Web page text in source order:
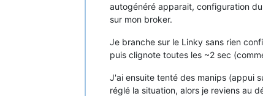
autogénéré apparait, configuration
sur mon broker.
Je branche sur le Linky sans rien
puis clignote toutes les ~2 sec
J'ai ensuite tenté des manips (appui
réglé la situation, alors je reviens au